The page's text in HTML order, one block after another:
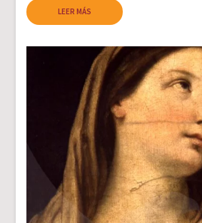
LEER MÁS